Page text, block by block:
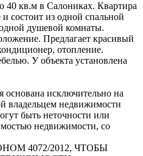
40 кв.м в Салониках. Квартира
состоит из одной спальной
душевой комнаты.
Предлагает красивый
отопление.
У объекта установлена
исключительно на
владельцем недвижимости
быть неточности или
недвижимости, со
4072/2012, ЧТОБЫ